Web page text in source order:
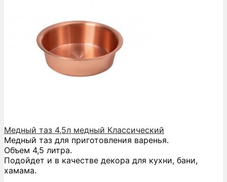
Медный таз 4,5л медный Классический
Медный таз для приготовления варенья.
Объем 4,5 литра.
Подойдет и в качестве декора для кухни, бани,
хамама.